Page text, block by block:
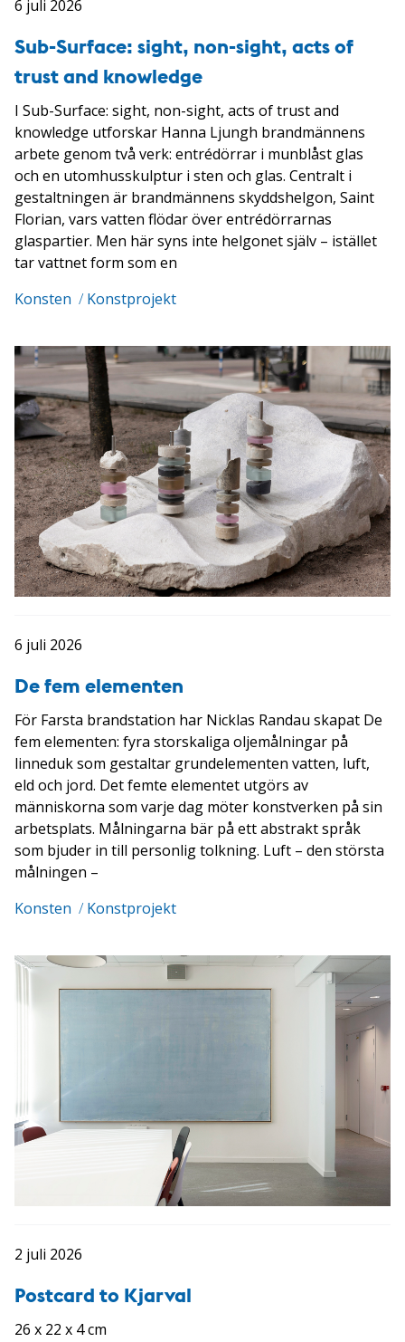
6 juli 2026
Sub-Surface: sight, non-sight, acts of
trust and knowledge
I Sub-Surface: sight, non-sight, acts of trust and
knowledge utforskar Hanna Ljungh brandmännens
arbete genom två verk: entrédörrar i munblåst glas
och en utomhusskulptur i sten och glas. Centralt i
gestaltningen är brandmännens skyddshelgon, Saint
Florian, vars vatten flödar över entrédörrarnas
glaspartier. Men här syns inte helgonet själv – istället
tar vattnet form som en
Konsten / Konstprojekt
6 juli 2026
De fem elementen
För Farsta brandstation har Nicklas Randau skapat De
fem elementen: fyra storskaliga oljemålningar på
linneduk som gestaltar grundelementen vatten, luft,
eld och jord. Det femte elementet utgörs av
människorna som varje dag möter konstverken på sin
arbetsplats. Målningarna bär på ett abstrakt språk
som bjuder in till personlig tolkning. Luft – den största
målningen –
Konsten / Konstprojekt
2 juli 2026
Postcard to Kjarval
26 x 22 x 4 cm